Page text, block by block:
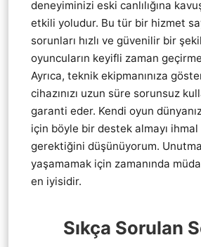
deneyiminizi eski canlılığına
etkili yoludur. Bu tür bir hizmet
sorunları hızlı ve güvenilir bir
oyuncuların keyifli zaman
Ayrıca, teknik ekipmanınıza
cihazınızı uzun süre sorunsuz
garanti eder. Kendi oyun
için böyle bir destek almayı
gerektiğini düşünüyorum.
yaşamamak için zamanında
en iyisidir.
Sıkça Sorulan